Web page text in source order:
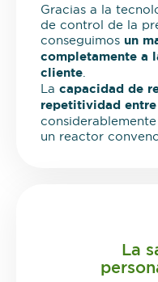
Gracias a la
de control de la
conseguimos un
completamente a
cliente
La capacidad de
repetitividad
un reactor
La